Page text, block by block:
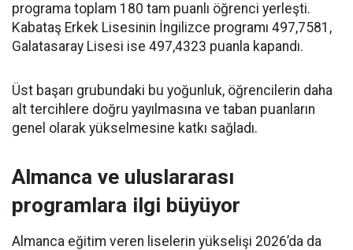
programa toplam 180 tam puanlı öğrenci yerleşti.
Kabataş Erkek Lisesinin İngilizce programı 497,7581,
Galatasaray Lisesi ise 497,4323 puanla kapandı.
Üst başarı grubundaki bu yoğunluk, öğrencilerin daha
alt tercihlere doğru yayılmasına ve taban puanların
genel olarak yükselmesine katkı sağladı.
Almanca ve uluslararası
programlara ilgi büyüyor
Almanca eğitim veren liselerin yükselişi 2026’da da